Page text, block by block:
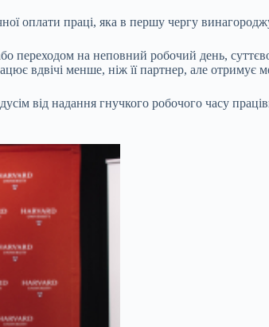
оплати праці, яка в першу чергу
переходом на неповний робочий день,
вдвічі менше, ніж її партнер, але отримує
від надання гнучкого робочого часу